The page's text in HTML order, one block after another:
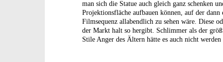
man sich die Statue auch gleich ganz schenken
Projektionsfläche aufbauen können, auf der dann
Filmsequenz allabendlich zu sehen wäre. Diese
der Markt halt so hergibt. Schlimmer als der
Stile Anger des Ältern hätte es auch nicht werden